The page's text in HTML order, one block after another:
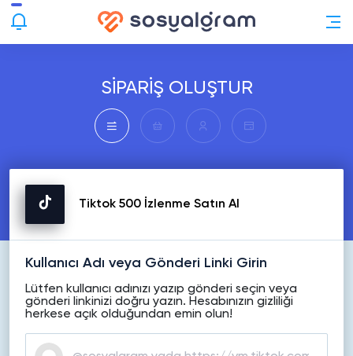
SİPARİŞ OLUŞTUR
Tiktok 500 İzlenme Satın Al
Kullanıcı Adı veya Gönderi Linki Girin
Lütfen kullanıcı adınızı yazıp gönderi seçin veya
gönderi linkinizi doğru yazın. Hesabınızın gizliliği
herkese açık olduğundan emin olun!